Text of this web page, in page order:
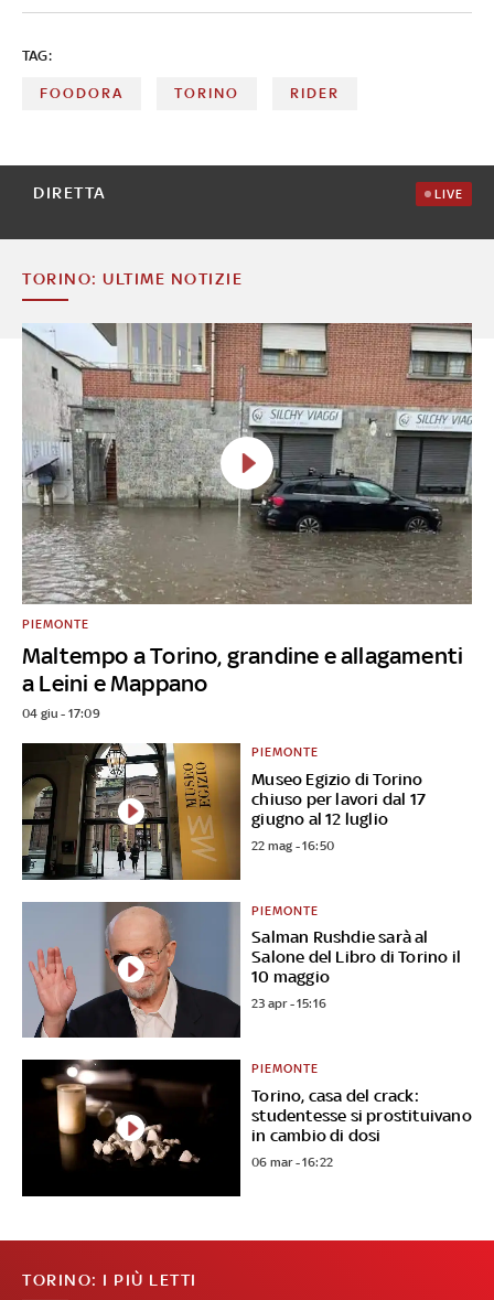
TAG:
FOODORA TORINO RIDER
DIRETTA LIVE
TORINO: ULTIME NOTIZIE
Maltempo a Torino, grandine e allagamenti
a Leini e Mappano
PIEMONTE
04 giu - 17:09
Museo Egizio di Torino
chiuso per lavori dal 17
giugno al 12 luglio
PIEMONTE
22 mag - 16:50
Salman Rushdie sarà al
Salone del Libro di Torino il
10 maggio
PIEMONTE
23 apr - 15:16
Torino, casa del crack:
studentesse si prostituivano
in cambio di dosi
PIEMONTE
06 mar - 16:22
TORINO: I PIÙ LETTI